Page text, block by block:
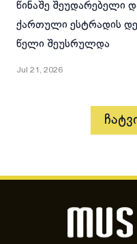
წინაშე შეუდარებელი
ქართული ესტრადის
წელი შეუსრულდა
Jul 21, 2026